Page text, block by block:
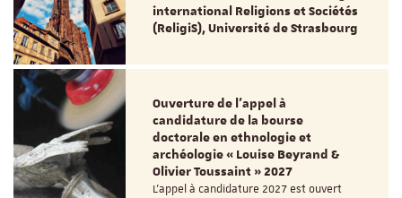
international Religions et Sociétés
(ReligiS), Université de Strasbourg
Ouverture de l'appel à
candidature de la bourse
doctorale en ethnologie et
archéologie « Louise Beyrand &
Olivier Toussaint » 2027
L’appel à candidature 2027 est ouvert